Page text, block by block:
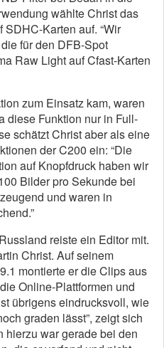
wählte Christ das
Karten auf. “Wir
für den DFB-Spot
Raw Light auf Cfast-Karten
zum Einsatz kam, waren
diese Funktion nur in Full-
schätzt Christ aber als eine
der C200 ein: “Die
auf Knopfdruck haben wir
Bilder pro Sekunde bei
und waren in
reiste ein Editor mit.
Christ. Auf seinem
montierte er die Clips aus
Online-Plattformen und
übrigens eindrucksvoll, wie
graden lässt”, zeigt sich
hierzu war gerade bei den